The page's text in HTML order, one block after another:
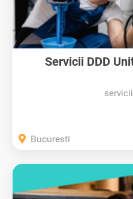
Servicii DDD
Bucuresti